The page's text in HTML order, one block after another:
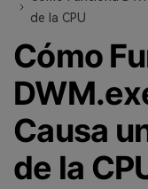
de la CPU
Cómo
Causa
de la